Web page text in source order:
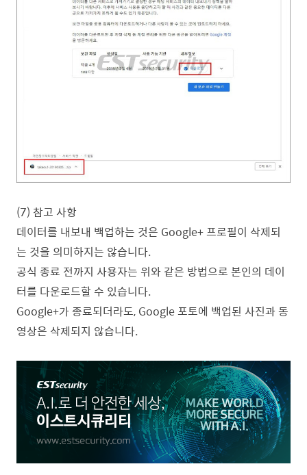
(7) 참고 사항
데이터를 내보내 백업하는 것은 Google+ 프로필이 삭제되
는 것을 의미하지는 않습니다.
공식 종료 전까지 사용자는 위와 같은 방법으로 본인의 데이
터를 다운로드할 수 있습니다.
Google+가 종료되더라도, Google 포토에 백업된 사진과 동
영상은 삭제되지 않습니다.